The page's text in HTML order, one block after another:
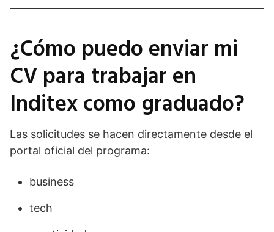
¿Cómo puedo enviar mi
CV para trabajar en
Inditex como graduado?
Las solicitudes se hacen directamente desde el
portal oficial del programa:
business
tech